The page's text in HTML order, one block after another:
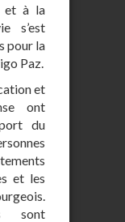
et à la
s’est
pour la
Paz.
et
ont
du
et les
sont